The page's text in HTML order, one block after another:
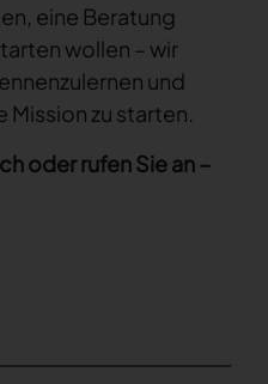
eine Beratung
wollen – wir
und
zu starten.
oder rufen Sie an –